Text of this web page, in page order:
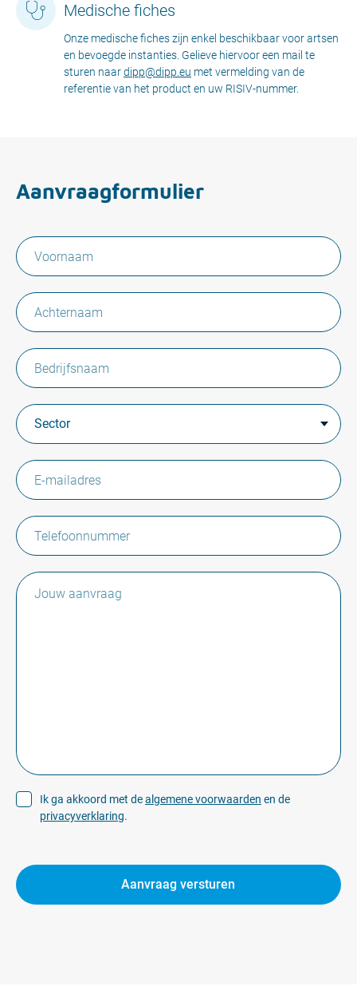
Medische fiches
Onze medische fiches zijn enkel beschikbaar voor artsen
en bevoegde instanties. Gelieve hiervoor een mail te
sturen naardipp@dipp.eu met vermelding van de
referentie van het product en uw RISIV-nummer.
Aanvraagformulier
Ik ga akkoord met dealgemene voorwaarden en de
privacyverklaring.
Aanvraag versturen